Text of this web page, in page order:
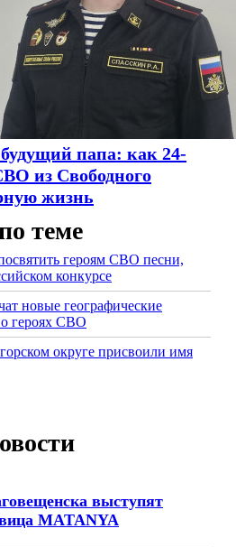
папа: как 24-
из Свободного
жизнь
теме
героям СВО песни,
конкурсе
новые географические
героях СВО
округе присвоили имя
выступят
MATANYA